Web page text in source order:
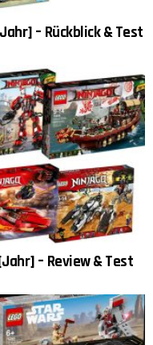
– Rückblick & Test
– Review & Test